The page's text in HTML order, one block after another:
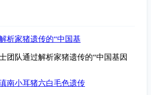
析家猪遗传的“中国基
团队通过解析家猪遗传的“中国基因
南小耳猪六白毛色遗传